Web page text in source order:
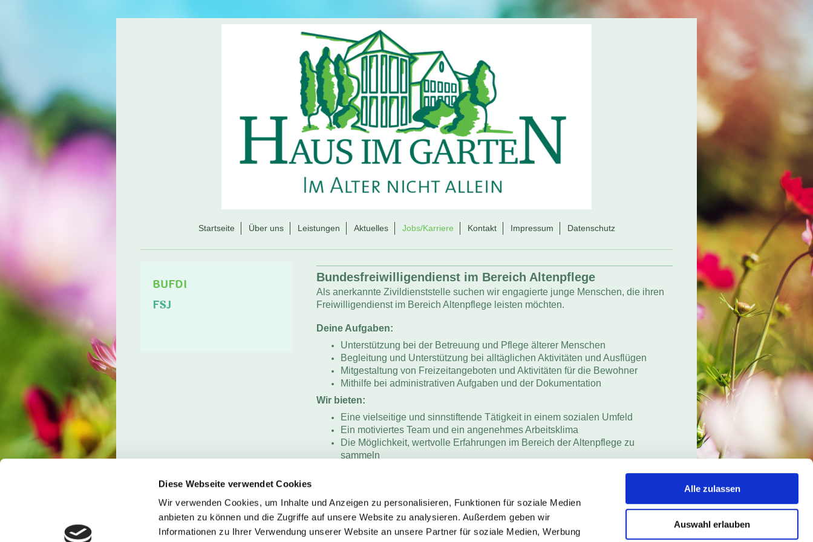
Diese Webseite verwendet Cookies
Wir verwenden Cookies, um Inhalte und Anzeigen zu personalisieren, Funktionen für soziale Medien
anbieten zu können und die Zugriffe auf unsere Website zu analysieren. Außerdem geben wir
Informationen zu Ihrer Verwendung unserer Website an unsere Partner für soziale Medien, Werbung
Alle zulassen
Auswahl erlauben
Startseite Über uns Leistungen Aktuelles Jobs/Karriere Kontakt Impressum Datenschutz
Bundesfreiwilligendienst im Bereich Altenpflege
Als anerkannte Zivildienststelle suchen wir engagierte junge Menschen, die ihren
Freiwilligendienst im Bereich Altenpflege leisten möchten.
Deine Aufgaben:
Unterstützung bei der Betreuung und Pflege älterer Menschen
Begleitung und Unterstützung bei alltäglichen Aktivitäten und Ausflügen
Mitgestaltung von Freizeitangeboten und Aktivitäten für die Bewohner
Mithilfe bei administrativen Aufgaben und der Dokumentation
Wir bieten:
Eine vielseitige und sinnstiftende Tätigkeit in einem sozialen Umfeld
Ein motiviertes Team und ein angenehmes Arbeitsklima
Die Möglichkeit, wertvolle Erfahrungen im Bereich der Altenpflege zu
sammeln
Interesse an der Arbeit mit älteren Menschen
Zuverlässigkeit, Empathie und Teamfähigkeit
Bereitschaft zur flexiblen Arbeitszeitgestaltung
BUFDI
FSJ